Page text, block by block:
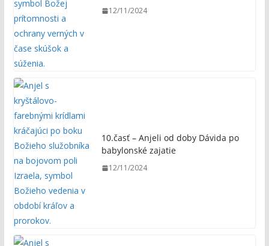
12/11/2024
10.časť – Anjeli od doby Dávida po
babylonské zajatie
12/11/2024